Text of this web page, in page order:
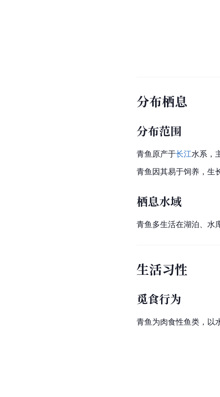
分布栖息
分布范围
青鱼原产于长江水系
青鱼因其易于饲养，生
栖息水域
青鱼多生活在湖泊、水
生活习性
觅食行为
青鱼为肉食性鱼类，以